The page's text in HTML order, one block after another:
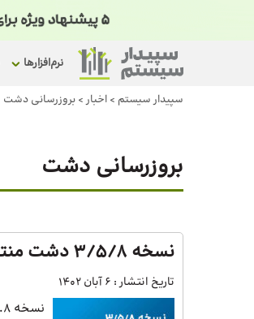
نرم‌افزارها
سپیدار سیستم > اخبار> بروزرسانی دشت
بروزرسانی دشت
نسخه 3/5/8 دشت منتشر شد
تاریخ انتشار : 6 آبان 1402